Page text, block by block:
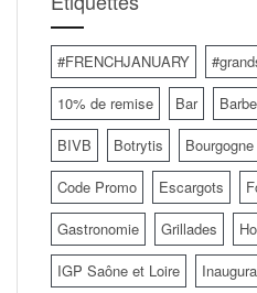
#FRENCHJANUARY
10% de remise
Bar
BIVB
Botrytis Bourgogne
Code Promo
Escargots
Gastronomie
Grillades
IGP Saône et Loire